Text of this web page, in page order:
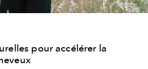
pour accélérer la